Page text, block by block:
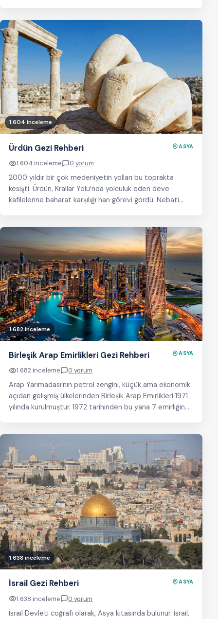
1.604 inceleme
Ürdün Gezi Rehberi ASYA
1.604 inceleme 0 yorum
2000 yıldır bir çok medeniyetin yolları bu toprakta
kesişti. Ürdün, Krallar Yolu’nda yolculuk eden deve
kafilelerine baharat karşılığı han görevi gördü. Nebati…
1.682 inceleme
Birleşik Arap Emirlikleri Gezi Rehberi ASYA
1.682 inceleme 0 yorum
Arap Yarımadası’nın petrol zengini, küçük ama ekonomik
açıdan gelişmiş ülkelerinden Birleşik Arap Emirlikleri 1971
yılında kurulmuştur. 1972 tarihinden bu yana 7 emirliğin…
1.638 inceleme
İsrail Gezi Rehberi ASYA
1.638 inceleme 0 yorum
İsrail Devleti coğrafi olarak, Asya kıtasında bulunur. İsrail,